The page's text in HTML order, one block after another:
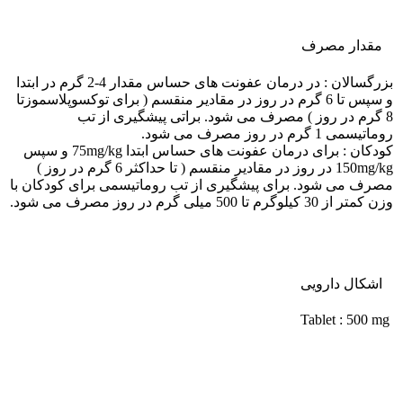
مقدار مصرف
بزرگسالان : در درمان عفونت های حساس مقدار 4-2 گرم در ابتدا
و سپس تا 6 گرم در روز در مقادیر منقسم ( برای توکسوپلاسموزتا
8 گرم در روز ) مصرف می شود. براتی پیشگیری از تب
روماتیسمی 1 گرم در روز مصرف می شود.
کودکان : برای درمان عفونت های حساس ابتدا 75mg/kg و سپس
150mg/kg در روز در مقادیر منقسم ( تا حداکثر 6 گرم در روز )
مصرف می شود. برای پیشگیری از تب روماتیسمی برای کودکان با
وزن کمتر از 30 کیلوگرم تا 500 میلی گرم در روز مصرف می شود.
اشکال دارویی
Tablet : 500 mg